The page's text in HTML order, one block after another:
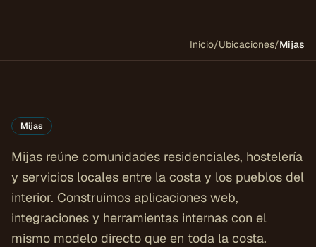
Inicio/Ubicaciones/Mijas
Mijas
Mijas reúne comunidades residenciales, hostelería
y servicios locales entre la costa y los pueblos del
interior. Construimos aplicaciones web,
integraciones y herramientas internas con el
mismo modelo directo que en toda la costa.
COSTA DEL SOL